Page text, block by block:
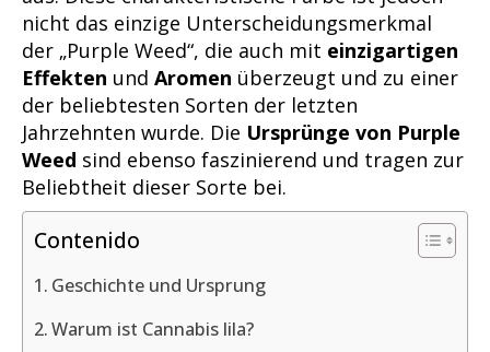
nicht das einzige Unterscheidungsmerkmal
der „Purple Weed“, die auch mit einzigartigen
Effekten und Aromen überzeugt und zu einer
der beliebtesten Sorten der letzten
Jahrzehnten wurde. Die Ursprünge von Purple
Weed sind ebenso faszinierend und tragen zur
Beliebtheit dieser Sorte bei.
Contenido
Geschichte und Ursprung
Warum ist Cannabis lila?